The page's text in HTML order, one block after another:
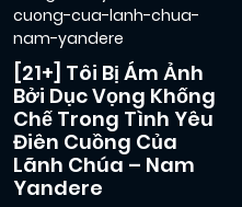
[21+] Tôi Bị Ám Ảnh
Bởi Dục Vọng Khống
Chế Trong Tình Yêu
Điên Cuồng Của
Lãnh Chúa – Nam
Yandere